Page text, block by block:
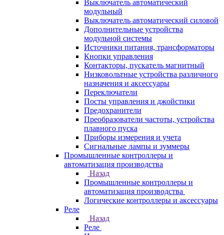
Выключатель автоматический
модульный
Выключатель автоматический силовой
Дополнительные устройства
модульной системы
Источники питания, трансформаторы
Кнопки управления
Контакторы, пускатель магнитный
Низковольтные устройства различного
назначения и аксессуары
Переключатели
Посты управления и джойстики
Предохранители
Преобразователи частоты, устройства
плавного пуска
Приборы измерения и учета
Сигнальные лампы и зуммеры
Промышленные контроллеры и
автоматизация производства
Назад
Промышленные контроллеры и
автоматизация производства
Логические контроллеры и аксессуары
Реле
Назад
Реле